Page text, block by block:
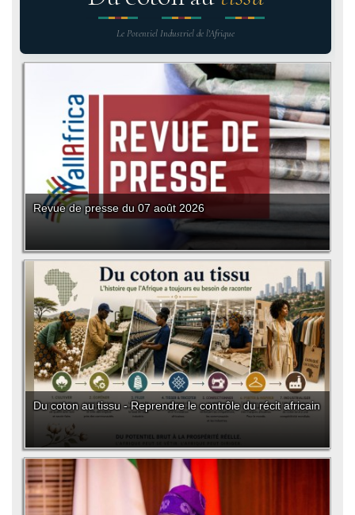
Le Potentiel Industriel de l'Afrique
Revue de presse du 07 août 2026
Du coton au tissu - Reprendre le contrôle du récit africain